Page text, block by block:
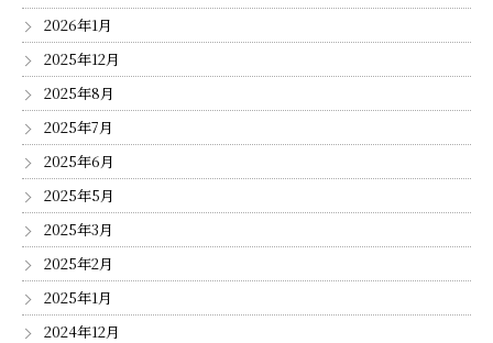
2026年1月
2025年12月
2025年8月
2025年7月
2025年6月
2025年5月
2025年3月
2025年2月
2025年1月
2024年12月